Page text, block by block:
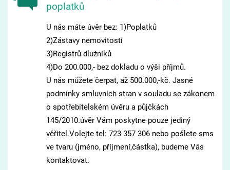
poplatků
U nás máte úvěr bez: 1)Poplatků
2)Zástavy nemovitosti
3)Registrů dlužníků
4)Do 200.000,- bez dokladu o výši příjmů.
U nás můžete čerpat, až 500.000,-kč. Jasné
podmínky smluvních stran v souladu se zákonem
o spotřebitelském úvěru a půjčkách
145/2010.úvěr Vám poskytne pouze jediný
věřitel.Volejte tel: 723 357 306 nebo pošlete sms
ve tvaru (jméno, příjmení,částka), budeme Vás
kontaktovat.